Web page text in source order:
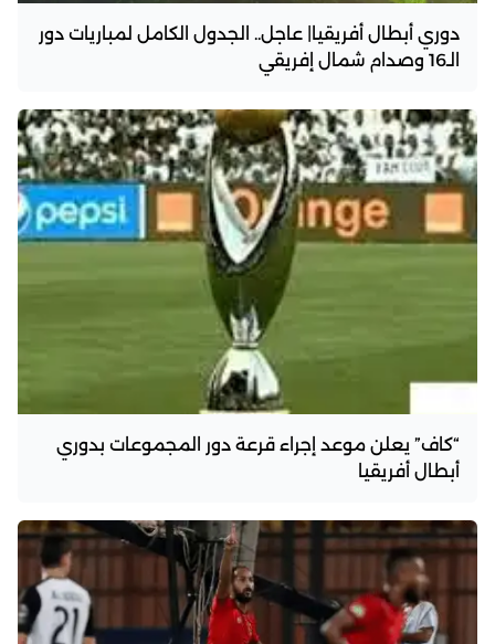
دوري أبطال أفريقيا| عاجل.. الجدول الكامل لمباريات دور
الـ16 وصدام شمال إفريقي
“كاف” يعلن موعد إجراء قرعة دور المجموعات بدوري
أبطال أفريقيا